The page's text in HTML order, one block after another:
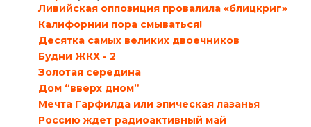
Ливийская оппозиция провалила «блицкриг»
Калифорнии пора смываться!
Десятка самых великих двоечников
Будни ЖКХ - 2
Золотая середина
Дом “вверх дном”
Мечта Гарфилда или эпическая лазанья
Россию ждет радиоактивный май